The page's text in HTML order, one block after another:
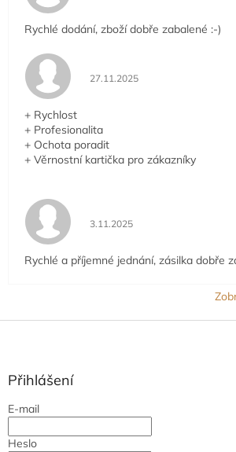
Rychlé dodání, zboží dobře zabalené :-)
Hodnocení obchodu je 5 z 5
27.11.2025
+ Rychlost
+ Profesionalita
+ Ochota poradit
+ Věrnostní kartička pro zákazníky
Hodnocení obchodu je 5 z 5
3.11.2025
Rychlé a příjemné jednání, zásilka dobře
Z
Přihlášení
E-mail
Heslo